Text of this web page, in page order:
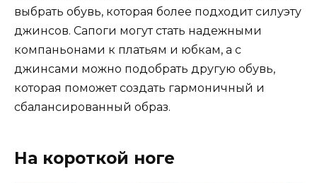
выбрать обувь, которая более подходит силуэту
джинсов. Сапоги могут стать надежными
компаньонами к платьям и юбкам, а с
джинсами можно подобрать другую обувь,
которая поможет создать гармоничный и
сбалансированный образ.
На короткой ноге